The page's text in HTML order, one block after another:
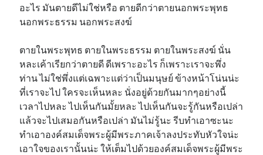
อะไร มันตายดีไม่ใช่หรือ ตายดีกว่าตายนอกพระพุทธ
นอกพระธรรม นอกพระสงฆ์
ตายในพระพุทธ ตายในพระธรรม ตายในพระสงฆ์ นั่น
หละเค้าเรียกว่าตายดี ดีเพราะอะไร ก็เพราะเราจะพึ่ง
ท่าน ไม่ใช่พึ่งแต่เฉพาะแต่ว่าเป็นมนุษย์ ข้างหน้าโน่นน่ะ
ที่เราจะไป ใครจะเห็นหละ นั่งอยู่ด้วยกันมากๆอย่างนี้
เวลาไปหละ ไปเห็นกันมั้ยหละ ไปเห็นกันจะรู้กันหรือเปล่า
แล้วจะไปเสมอกันหรือเปล่า มันไม่รู้นะ รีบทำเอาซะนะ
ทำเอาองค์สมเด็จพระผู้มีพระภาคเจ้าลงประทับหัวใจน่ะ
เอาใจของเรานั้นน่ะ ให้เต็มไปด้วยองค์สมเด็จพระผู้มีพระ